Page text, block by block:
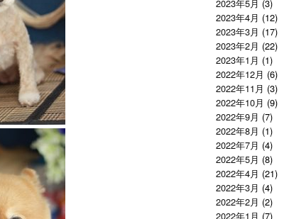
2023年5月 (3)
2023年4月 (12)
2023年3月 (17)
2023年2月 (22)
2023年1月 (1)
2022年12月 (6)
2022年11月 (3)
2022年10月 (9)
2022年9月 (7)
2022年8月 (1)
2022年7月 (4)
2022年5月 (8)
2022年4月 (21)
2022年3月 (4)
2022年2月 (2)
2022年1月 (7)